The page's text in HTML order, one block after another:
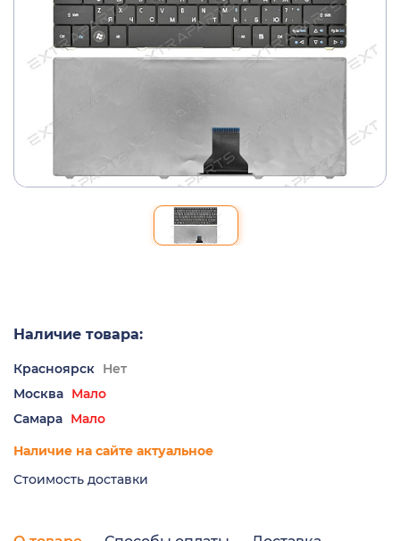
Наличие товара:
Красноярск Нет
Москва Мало
Самара Мало
Наличие на сайте актуальное
Стоимость доставки